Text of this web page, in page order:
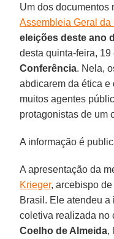
Um dos
Assembleia Geral da
eleições deste ano
desta quinta-feira, 19
Conferência. Nela,
abdicarem da ética e
muitos agentes
protagonistas de um
A informação é
A apresentação da
Krieger, arcebispo
Brasil. Ele atendeu a
coletiva realizada no
Coelho de Almeida,